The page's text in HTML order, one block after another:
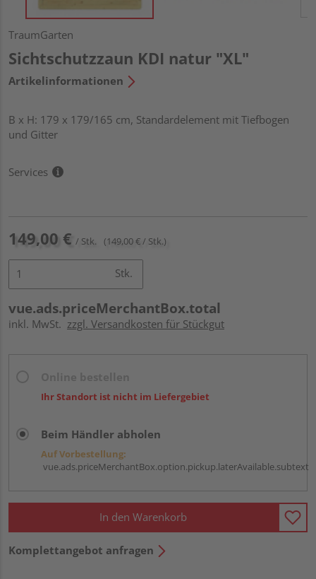
TraumGarten
Sichtschutzzaun KDI natur "XL"
Artikelinformationen
B x H: 179 x 179/165 cm, Standardelement mit Tiefbogen
und Gitter
Services
149,00 € / Stk. (149,00 € / Stk.)
Stk.
vue.ads.priceMerchantBox.total
inkl. MwSt. zzgl. Versandkosten für Stückgut
Ihr Standort ist nicht im Liefergebiet
Beim Händler abholen
Auf Vorbestellung:
vue.ads.priceMerchantBox.option.pickup.laterAvailable.subtext
In den Warenkorb
Komplettangebot anfragen